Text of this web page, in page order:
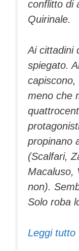
conflitto di
Quirinale.
Ai cittadini
spiegato.
capiscono,
meno che
propinano
(Scalfari,
Macaluso,
non).
Solo roba
Leggi tutto